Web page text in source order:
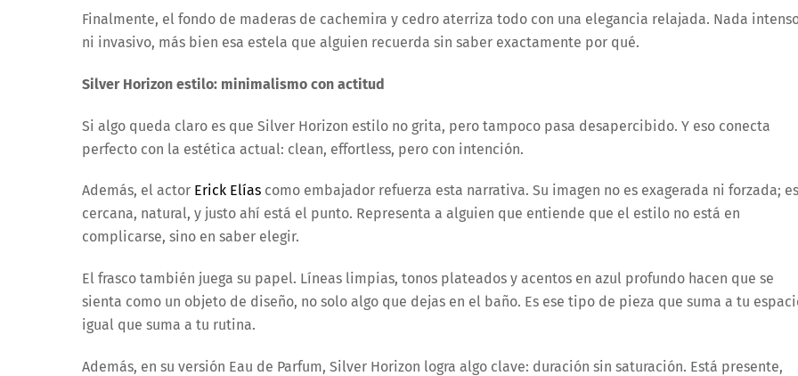
Finalmente, el fondo de maderas de cachemira y cedro aterriza todo con una elegancia relajada. Nada
ni invasivo, más bien esa estela que alguien recuerda sin saber exactamente por qué.
Silver Horizon estilo: minimalismo con actitud
Si algo queda claro es que Silver Horizon estilo no grita, pero tampoco pasa desapercibido. Y eso conecta
perfecto con la estética actual: clean, effortless, pero con intención.
Además, el actor Erick Elías como embajador refuerza esta narrativa. Su imagen no es exagerada ni forzada; es
cercana, natural, y justo ahí está el punto. Representa a alguien que entiende que el estilo no está en
complicarse, sino en saber elegir.
El frasco también juega su papel. Líneas limpias, tonos plateados y acentos en azul profundo hacen que se
sienta como un objeto de diseño, no solo algo que dejas en el baño. Es ese tipo de pieza que suma a tu
igual que suma a tu rutina.
Además, en su versión Eau de Parfum, Silver Horizon logra algo clave: duración sin saturación. Está presente,